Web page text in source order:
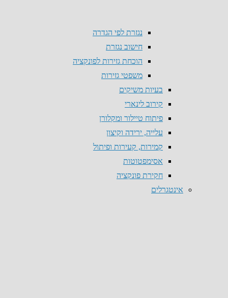
נגזרת לפי הגדרה
חישוב נגזרת
הוכחת גזירות לפונקציה
משפטי גזירות
בעיות משיקים
קירוב לינארי
פיתוח טיילור ומקלורן
עלייה, ירידה וקיצון
קמירות, קעירות ופיתול
אסימפטוטות
חקירת פונקציה
אינטגרלים